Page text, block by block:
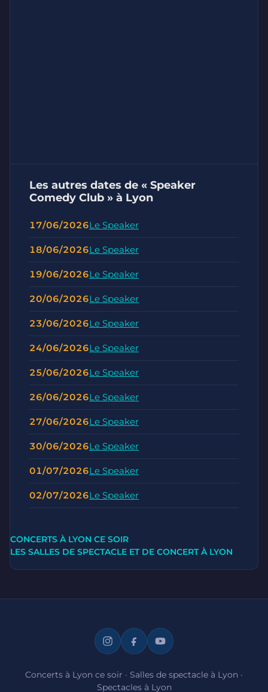
Les autres dates de « Speaker
Comedy Club » à Lyon
17/06/2026Le Speaker
18/06/2026Le Speaker
19/06/2026Le Speaker
20/06/2026Le Speaker
23/06/2026Le Speaker
24/06/2026Le Speaker
25/06/2026Le Speaker
26/06/2026Le Speaker
27/06/2026Le Speaker
30/06/2026Le Speaker
01/07/2026Le Speaker
02/07/2026Le Speaker
CONCERTS À LYON CE SOIR
LES SALLES DE SPECTACLE ET DE CONCERT À LYON
Concerts à Lyon ce soir · Salles de spectacle à Lyon ·
Spectacles à Lyon